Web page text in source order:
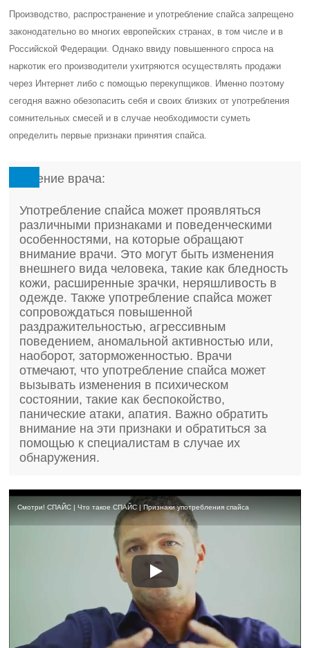
Производство, распространение и употребление спайса запрещено
законодательно во многих европейских странах, в том числе и в
Российской Федерации. Однако ввиду повышенного спроса на
наркотик его производители ухитряются осуществлять продажи
через Интернет либо с помощью перекупщиков. Именно поэтому
сегодня важно обезопасить себя и своих близких от употребления
сомнительных смесей и в случае необходимости суметь
определить первые признаки принятия спайса.
Мнение врача:
Употребление спайса может проявляться
различными признаками и поведенческими
особенностями, на которые обращают
внимание врачи. Это могут быть изменения
внешнего вида человека, такие как бледность
кожи, расширенные зрачки, неряшливость в
одежде. Также употребление спайса может
сопровождаться повышенной
раздражительностью, агрессивным
поведением, аномальной активностью или,
наоборот, заторможенностью. Врачи
отмечают, что употребление спайса может
вызывать изменения в психическом
состоянии, такие как беспокойство,
панические атаки, апатия. Важно обратить
внимание на эти признаки и обратиться за
помощью к специалистам в случае их
обнаружения.
Смотри! СПАЙС | Что такое СПАЙС | Признаки употребления спайса